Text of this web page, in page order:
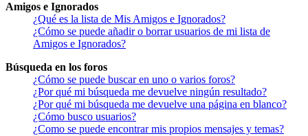
Amigos e Ignorados
¿Qué es la lista de Mis Amigos e Ignorados?
¿Cómo se puede añadir o borrar usuarios de mi lista de
Amigos e Ignorados?
Búsqueda en los foros
¿Cómo se puede buscar en uno o varios foros?
¿Por qué mi búsqueda me devuelve ningún resultado?
¿Por qué mi búsqueda me devuelve una página en blanco?
¿Cómo busco usuarios?
¿Como se puede encontrar mis propios mensajes y temas?